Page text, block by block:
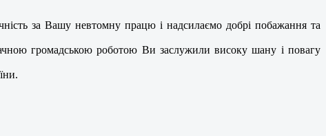
за Вашу невтомну працю і надсилаємо добрі побажання та
громадською роботою Ви заслужили високу шану і повагу